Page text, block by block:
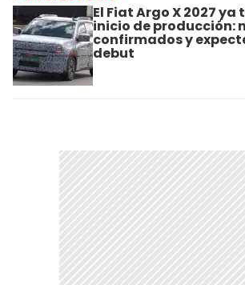
El Fiat Argo X 2027
inicio de producción:
confirmados y
debut